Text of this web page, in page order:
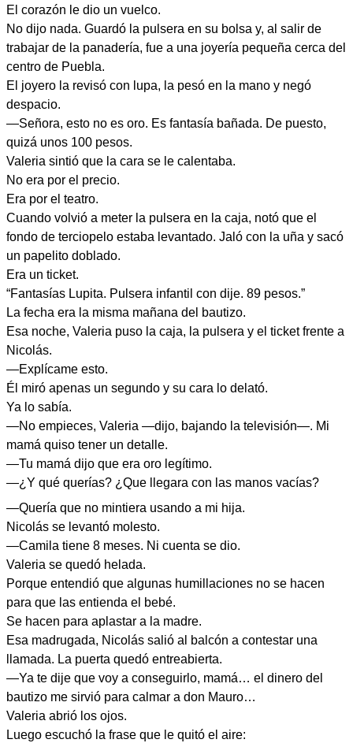
El corazón le dio un vuelco.
No dijo nada. Guardó la pulsera en su bolsa y, al salir de
trabajar de la panadería, fue a una joyería pequeña cerca del
centro de Puebla.
El joyero la revisó con lupa, la pesó en la mano y negó
despacio.
—Señora, esto no es oro. Es fantasía bañada. De puesto,
quizá unos 100 pesos.
Valeria sintió que la cara se le calentaba.
No era por el precio.
Era por el teatro.
Cuando volvió a meter la pulsera en la caja, notó que el
fondo de terciopelo estaba levantado. Jaló con la uña y sacó
un papelito doblado.
Era un ticket.
“Fantasías Lupita. Pulsera infantil con dije. 89 pesos.”
La fecha era la misma mañana del bautizo.
Esa noche, Valeria puso la caja, la pulsera y el ticket frente a
Nicolás.
—Explícame esto.
Él miró apenas un segundo y su cara lo delató.
Ya lo sabía.
—No empieces, Valeria —dijo, bajando la televisión—. Mi
mamá quiso tener un detalle.
—Tu mamá dijo que era oro legítimo.
—¿Y qué querías? ¿Que llegara con las manos vacías?
—Quería que no mintiera usando a mi hija.
Nicolás se levantó molesto.
—Camila tiene 8 meses. Ni cuenta se dio.
Valeria se quedó helada.
Porque entendió que algunas humillaciones no se hacen
para que las entienda el bebé.
Se hacen para aplastar a la madre.
Esa madrugada, Nicolás salió al balcón a contestar una
llamada. La puerta quedó entreabierta.
—Ya te dije que voy a conseguirlo, mamá… el dinero del
bautizo me sirvió para calmar a don Mauro…
Valeria abrió los ojos.
Luego escuchó la frase que le quitó el aire: